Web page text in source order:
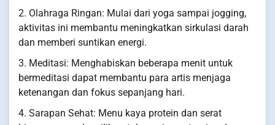
2. Olahraga Ringan: Mulai dari yoga sampai jogging,
aktivitas ini membantu meningkatkan sirkulasi darah
dan memberi suntikan energi.
3. Meditasi: Menghabiskan beberapa menit untuk
bermeditasi dapat membantu para artis menjaga
ketenangan dan fokus sepanjang hari.
4. Sarapan Sehat: Menu kaya protein dan serat